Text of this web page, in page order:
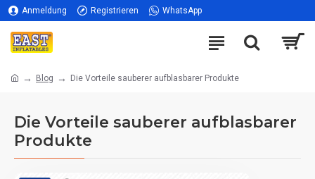
Anmeldung Registrieren WhatsApp
Blog Die Vorteile sauberer aufblasbarer Produkte
Die Vorteile sauberer aufblasbarer
Produkte